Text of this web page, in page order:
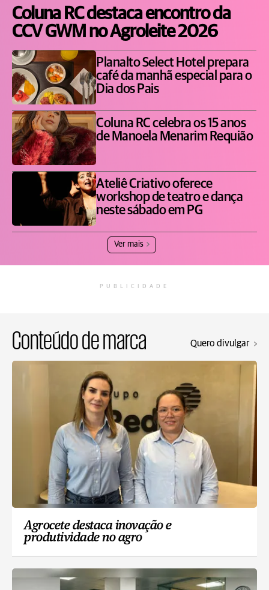
Coluna RC destaca encontro da
CCV GWM no Agroleite 2026
Planalto Select Hotel prepara
café da manhã especial para o
Dia dos Pais
Coluna RC celebra os 15 anos
de Manoela Menarim Requião
Ateliê Criativo oferece
workshop de teatro e dança
neste sábado em PG
Ver mais
PUBLICIDADE
Conteúdo de marca Quero divulgar
Agrocete destaca inovação e
produtividade no agro